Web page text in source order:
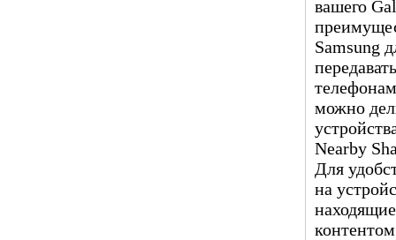
вашего
Samsung
можно
Nearby
Для
на